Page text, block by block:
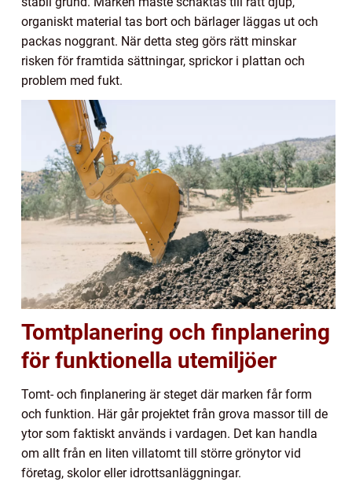
organiskt material tas bort och bärlager läggas ut och
packas noggrant. När detta steg görs rätt minskar
risken för framtida sättningar, sprickor i plattan och
problem med fukt.
Tomtplanering och finplanering
för funktionella utemiljöer
Tomt- och finplanering är steget där marken får form
och funktion. Här går projektet från grova massor till de
ytor som faktiskt används i vardagen. Det kan handla
om allt från en liten villatomt till större grönytor vid
företag, skolor eller idrottsanläggningar.